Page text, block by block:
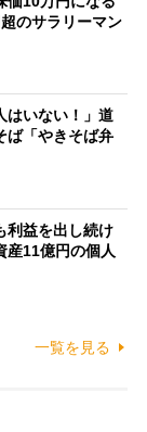
のサラリーマン
はいない！」道
ば「やきそば弁
利益を出し続け
産11億円の個人
一覧を見る